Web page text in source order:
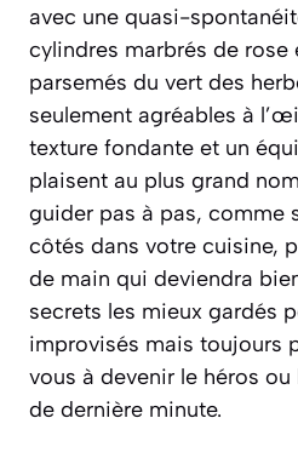
avec une quasi-
cylindres marbrés de rose
parsemés du vert des
seulement agréables à
texture fondante et un
plaisent au plus grand
guider pas à pas, comme
côtés dans votre cuisine,
de main qui deviendra
secrets les mieux gardés
improvisés mais toujours
vous à devenir le héros ou
de dernière minute.